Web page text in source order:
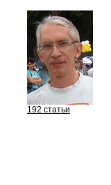
192 статьи